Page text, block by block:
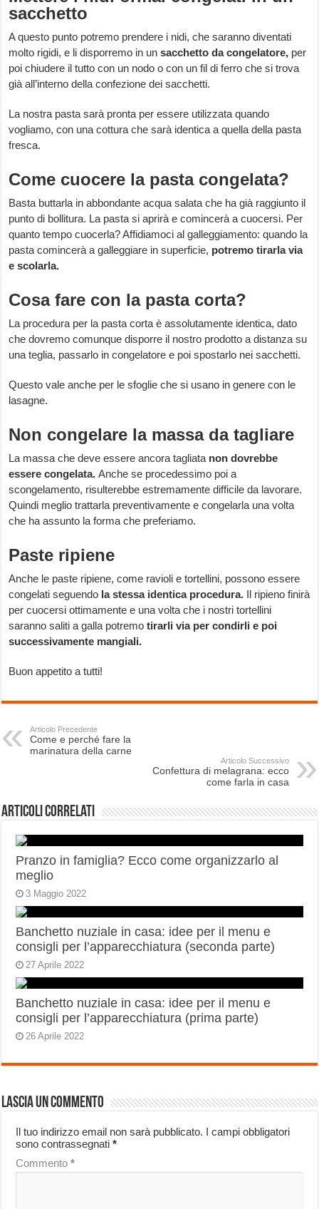
sacchetto
A questo punto potremo prendere i nidi, che saranno diventati
molto rigidi, e li disporremo in unsacchetto da congelatore, per
poi chiudere il tutto con un nodo o con un fil di ferro che si trova
già all’interno della confezione dei sacchetti.
La nostra pasta sarà pronta per essere utilizzata quando
vogliamo, con una cottura che sarà identica a quella della pasta
fresca.
Come cuocere la pasta congelata?
Basta buttarla in abbondante acqua salata che ha già raggiunto il
punto di bollitura. La pasta si aprirà e comincerà a cuocersi. Per
quanto tempo cuocerla? Affidiamoci al galleggiamento: quando la
pasta comincerà a galleggiare in superficie, potremo tirarla via
e scolarla.
Cosa fare con la pasta corta?
La procedura per la pasta corta è assolutamente identica, dato
che dovremo comunque disporre il nostro prodotto a distanza su
una teglia, passarlo in congelatore e poi spostarlo nei sacchetti.
Questo vale anche per le sfoglie che si usano in genere con le
lasagne.
Non congelare la massa da tagliare
La massa che deve essere ancora tagliata non dovrebbe
essere congelata.Anche se procedessimo poi a
scongelamento, risulterebbe estremamente difficile da lavorare.
Quindi meglio trattarla preventivamente e congelarla una volta
che ha assunto la forma che preferiamo.
Paste ripiene
Anche le paste ripiene, come ravioli e tortellini, possono essere
congelati seguendo la stessa identica procedura. Il ripieno finirà
per cuocersi ottimamente e una volta che i nostri tortellini
saranno saliti a galla potremotirarli via per condirli e poi
successivamente mangiali.
Buon appetito a tutti!
Articolo Precedente
Come e perché fare la
marinatura della carne
Articolo Successivo
Confettura di melagrana: ecco
come farla in casa
Articoli correlati
Pranzo in famiglia? Ecco come organizzarlo al
meglio
3 Maggio 2022
Banchetto nuziale in casa: idee per il menu e
consigli per l’apparecchiatura (seconda parte)
27 Aprile 2022
Banchetto nuziale in casa: idee per il menu e
consigli per l’apparecchiatura (prima parte)
26 Aprile 2022
Lascia un commento
Il tuo indirizzo email non sarà pubblicato. I campi obbligatori
sono contrassegnati*
Commento*